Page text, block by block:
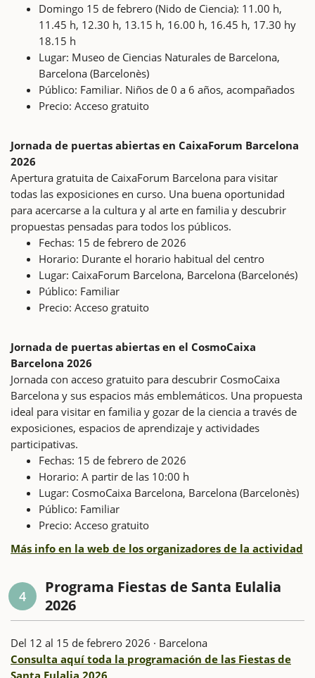
Domingo 15 de febrero (Nido de Ciencia): 11.00 h,
11.45 h, 12.30 h, 13.15 h, 16.00 h, 16.45 h, 17.30 hy
18.15 h
Lugar: Museo de Ciencias Naturales de Barcelona,
Barcelona (Barcelonès)
Público: Familiar. Niños de 0 a 6 años, acompañados
Precio: Acceso gratuito
Jornada de puertas abiertas en CaixaForum Barcelona
2026
Apertura gratuita de CaixaForum Barcelona para visitar
todas las exposiciones en curso. Una buena oportunidad
para acercarse a la cultura y al arte en familia y descubrir
propuestas pensadas para todos los públicos.
Fechas: 15 de febrero de 2026
Horario: Durante el horario habitual del centro
Lugar: CaixaForum Barcelona, Barcelona (Barcelonés)
Público: Familiar
Precio: Acceso gratuito
Jornada de puertas abiertas en el CosmoCaixa
Barcelona 2026
Jornada con acceso gratuito para descubrir CosmoCaixa
Barcelona y sus espacios más emblemáticos. Una propuesta
ideal para visitar en familia y gozar de la ciencia a través de
exposiciones, espacios de aprendizaje y actividades
participativas.
Fechas: 15 de febrero de 2026
Horario: A partir de las 10:00 h
Lugar: CosmoCaixa Barcelona, Barcelona (Barcelonès)
Público: Familiar
Precio: Acceso gratuito
Más info en la web de los organizadores de la actividad
4
Programa Fiestas de Santa Eulalia
2026
Del 12 al 15 de febrero 2026 · Barcelona
Consulta aquí toda la programación de las Fiestas de
Santa Eulalia 2026